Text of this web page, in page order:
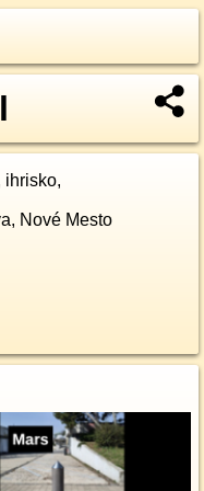
ihrisko,
Nové Mesto